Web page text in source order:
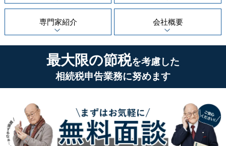
専門家紹介 会社概要
最大限の節税を考慮した
相続税申告業務に努めます